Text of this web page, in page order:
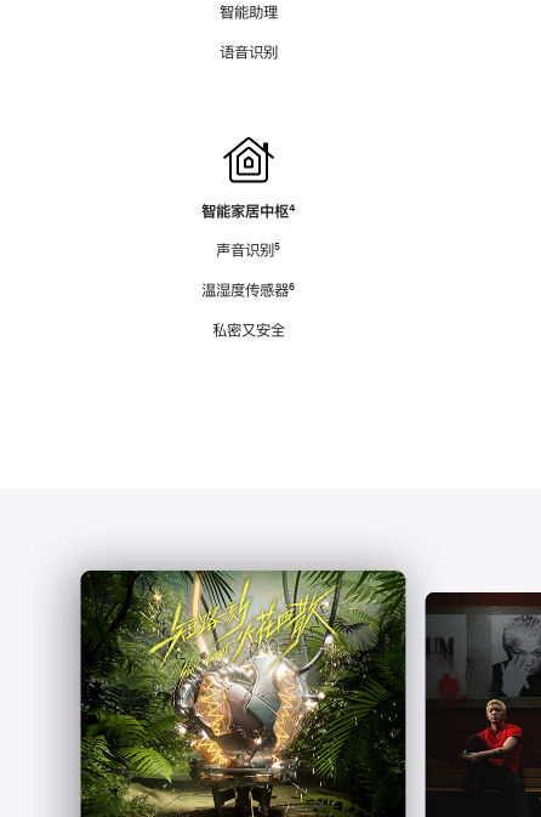
智能助理
语音识别
智能家居中枢脚
⁴
声音识别脚
⁵
温湿度传感器脚
⁶
私密又安全